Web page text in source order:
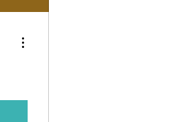
Plus d'actions